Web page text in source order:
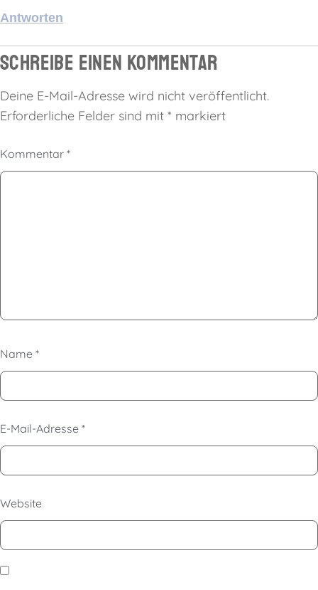
Antworten
Schreibe einen Kommentar
Deine E-Mail-Adresse wird nicht veröffentlicht.
Erforderliche Felder sind mit * markiert
Kommentar *
Name *
E-Mail-Adresse *
Website